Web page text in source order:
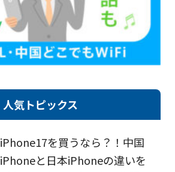
人気トピックス
iPhone17を買うなら？！中国
iPhoneと日本iPhoneの違いを